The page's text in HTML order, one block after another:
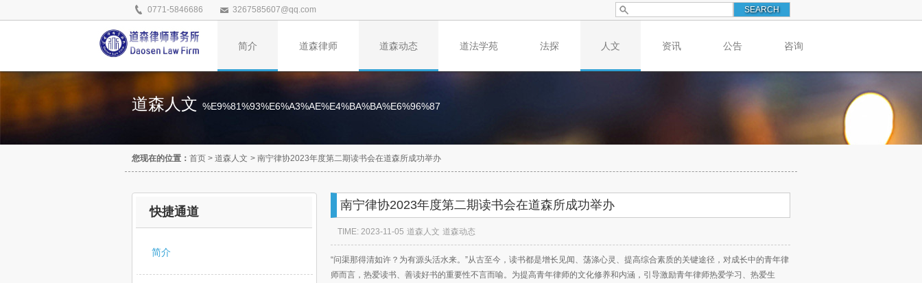
0771-5846686 3267585607@qq.com
简介 道森律师 道森动态 道法学苑 法探 人文 资讯 公告 咨询
道森人文 %E9%81%93%E6%A3%AE%E4%BA%BA%E6%96%87
您现在的位置： 首页 > 道森人文 > 南宁律协2023年度第二期读书会在道森所成功举办
快捷通道
简介
南宁律协2023年度第二期读书会在道森所成功举办
TIME: 2023-11-05 道森人文 道森动态
“问渠那得清如许？为有源头活水来。”从古至今，读书都是增长见闻、荡涤心灵、提高综合素质的关键途径，对成长中的青年律
师而言，热爱读书、善读好书的重要性不言而喻。为提高青年律师的文化修养和内涵，引导激励青年律师热爱学习、热爱生